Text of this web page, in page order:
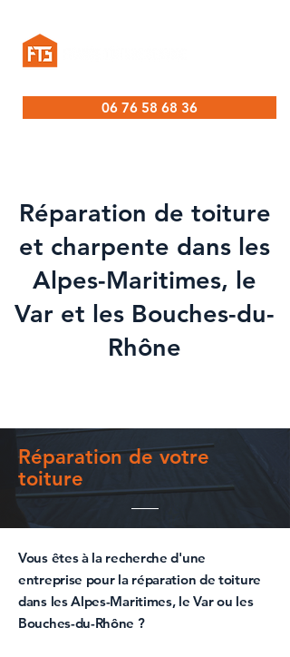
06 76 58 68 36
Réparation de toiture
et charpente dans les
Alpes-Maritimes, le
Var et les Bouches-du-
Rhône
Réparation de votre
toiture
Vous êtes à la recherche d'une
entreprise pour la réparation de toiture
dans les Alpes-Maritimes, le Var ou les
Bouches-du-Rhône ?